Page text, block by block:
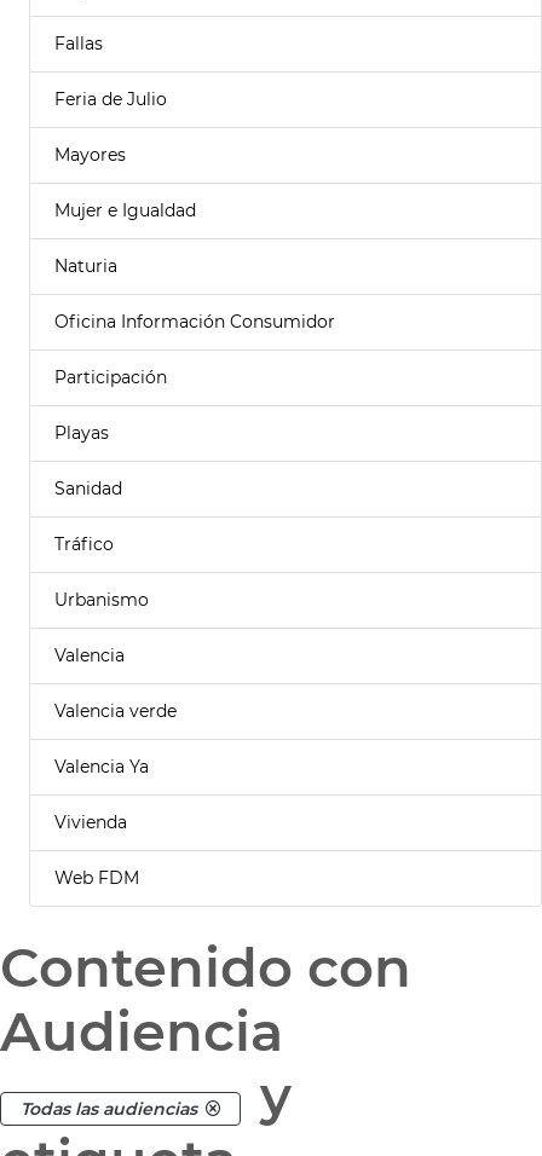
Fallas
Feria de Julio
Mayores
Mujer e Igualdad
Naturia
Oficina Información Consumidor
Participación
Playas
Sanidad
Tráfico
Urbanismo
Valencia
Valencia verde
Valencia Ya
Vivienda
Web FDM
Contenido con
Audiencia
Todas las audiencias
y